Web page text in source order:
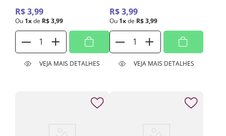
R$3,99
Ou 1xde R$3,99
VEJA MAIS DETALHES
R$ 3,99
Ou 1x de R$ 3,99
VEJA MAIS DETALHES